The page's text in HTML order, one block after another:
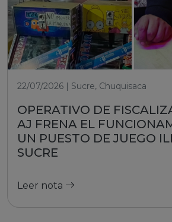
22/07/2026 | Sucre, Chuquisaca
OPERATIVO DE
AJ FRENA EL
UN PUESTO DE JUEGO
SUCRE
Leer nota